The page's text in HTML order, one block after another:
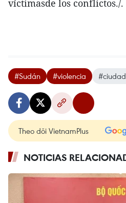
víctimasde los conflictos./.
#Sudán #violencia
Theo dõi VietnamPlus
NOTICIAS